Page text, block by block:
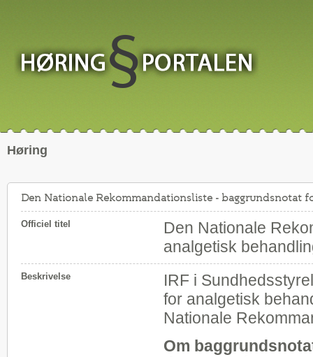
Høring
Den Nationale Rekommandationsliste - baggrundsnotat
Officiel titel
Den Nationale
analgetisk
Beskrivelse
IRF i
for analgetisk
Nationale
Om